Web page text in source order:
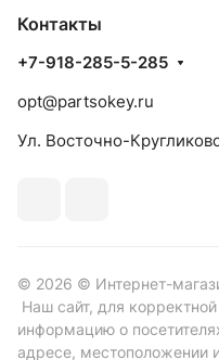
Контакты
+7-918-285-5-285
opt@partsokey.ru
Ул. Восточно-
© 2026 © Интернет-
Наш сайт, для
информацию о
адресе, местоположении